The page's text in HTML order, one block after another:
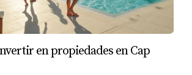
de su propiedad aumentó gracias al
en la zona. Su historia es un
transformador que puede tener
en propiedades en Cap